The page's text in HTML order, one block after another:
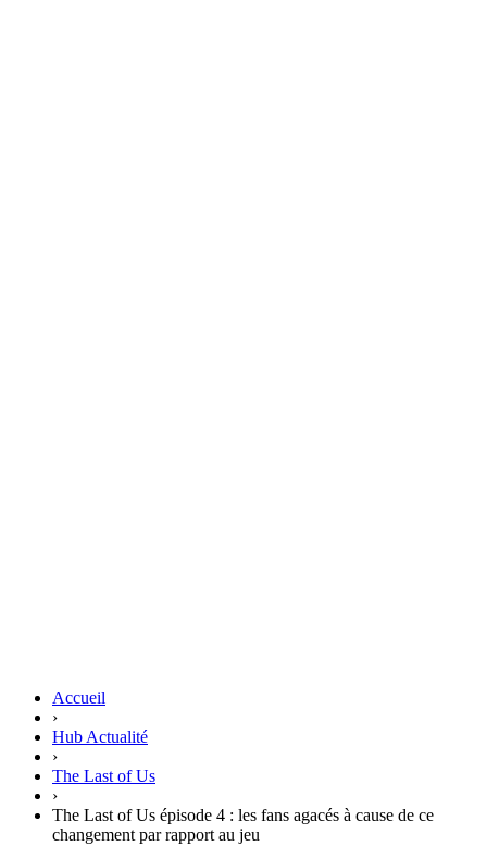
Accueil
›
Hub Actualité
›
The Last of Us
›
The Last of Us épisode 4 : les fans agacés à cause de ce
changement par rapport au jeu